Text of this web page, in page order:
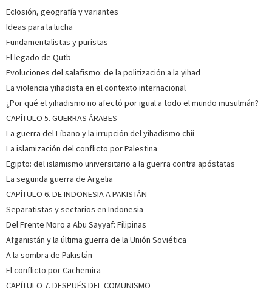
Eclosión, geografía y variantes
Ideas para la lucha
Fundamentalistas y puristas
El legado de Qutb
Evoluciones del salafismo: de la politización a la yihad
La violencia yihadista en el contexto internacional
¿Por qué el yihadismo no afectó por igual a todo el mundo musulmán?
CAPÍTULO 5. GUERRAS ÁRABES
La guerra del Líbano y la irrupción del yihadismo chií
La islamización del conflicto por Palestina
Egipto: del islamismo universitario a la guerra contra apóstatas
La segunda guerra de Argelia
CAPÍTULO 6. DE INDONESIA A PAKISTÁN
Separatistas y sectarios en Indonesia
Del Frente Moro a Abu Sayyaf: Filipinas
Afganistán y la última guerra de la Unión Soviética
A la sombra de Pakistán
El conflicto por Cachemira
CAPÍTULO 7. DESPUÉS DEL COMUNISMO